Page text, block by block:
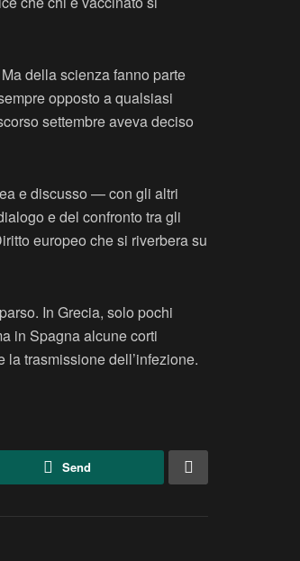
Ma della scienza fanno parte
opposto a qualsiasi
settembre aveva deciso
e discusso — con gli altri
e del confronto tra gli
europeo che si riverbera su
In Grecia, solo pochi
in Spagna alcune corti
trasmissione dell’infezione.
Send